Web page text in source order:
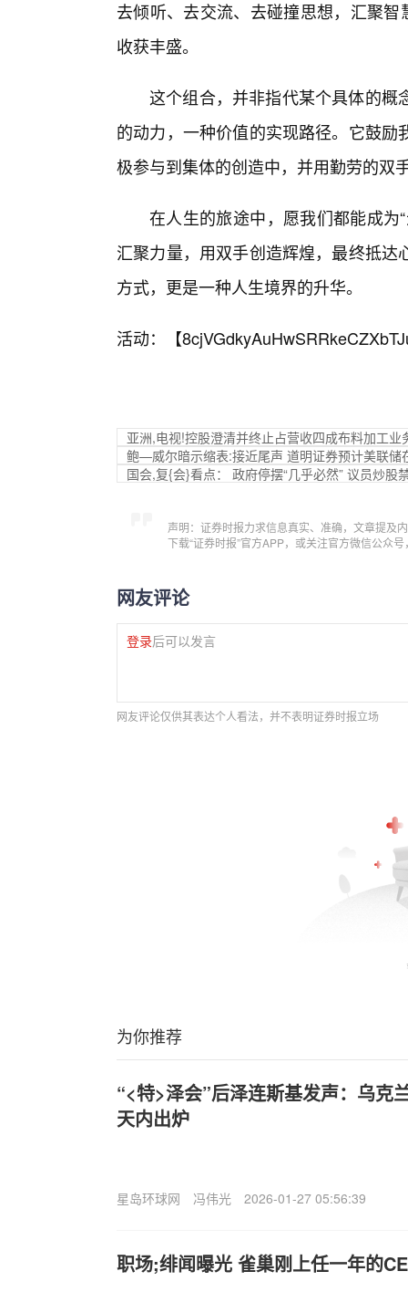
去倾听、去交流、去碰撞思想，汇聚
收获丰盛。
这个组合，并非指代某个具体的概
的动力，一种价值的实现路径。它鼓
极参与到集体的创造中，并用勤劳的双
在人生的旅途中，愿我们都能成为
汇聚力量，用双手创造辉煌，最终抵
方式，更是一种人生境界的升华。
活动：【
亚洲,电视!控股澄清并终止占营收四成布料加工业
鲍—威尔暗示缩表:接近尾声 道明证券预计美联储
国会,复{会}看点： 政府停摆“几乎必然” 议员炒股
声明：证券时报力求信息真实、准确，文章提及
下载“证券时报”官方APP，或关注官方微信公众
网友评论
登录后可以发言
网友评论仅供其表达个人看法，并不表明证券时报立场
为你推荐
“<特>泽会”后泽连斯基发声：乌克
天内出炉
星岛环球网 冯伟光 2026-01-27 05:56:39
职场;绯闻曝光 雀巢刚上任一年的